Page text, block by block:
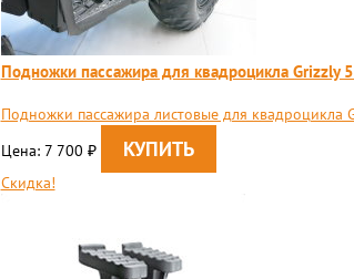
Подножки пассажира для квадроцикла
Подножки пассажира листовые для
Цена: 7 700 ₽
Скидка!